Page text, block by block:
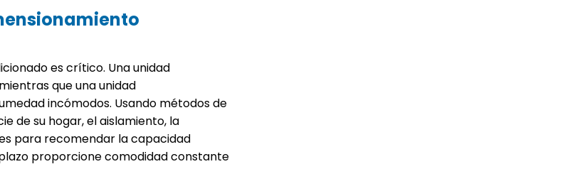
es crítico. Una unidad
que una unidad
incómodos. Usando métodos de
de su hogar, el aislamiento, la
para recomendar la capacidad
proporcione comodidad constante